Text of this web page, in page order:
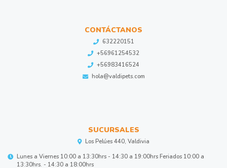
CONTÁCTANOS
632220151
+56961254532
+56983416524
hola@valdipets.com
SUCURSALES
Los Pelúes 440, Valdivia
Lunes a Viernes 10:00 a 13:30hrs - 14:30 a 19:00hrs Feriados 10:00 a
13:30hrs. - 14:30 a 18:00hrs